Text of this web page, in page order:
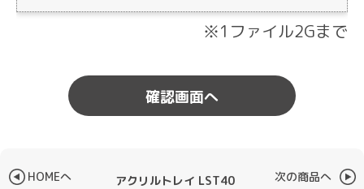
※1ファイル2Gまで
HOMEへ アクリルトレイ LST40 次の商品へ